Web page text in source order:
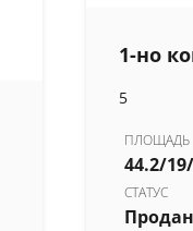
1-но
5
ПЛОЩАДЬ
44.2/
СТАТУС